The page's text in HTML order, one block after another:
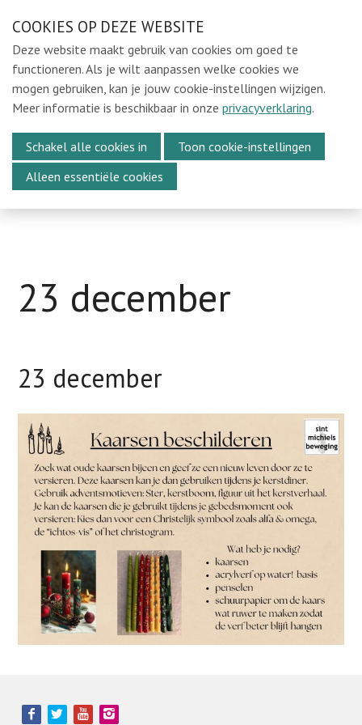
links
over
Spring
naar
de
navigatie
Spring
naar
Ons e-mailadres:
sintmichielsbeweging@gmail.com
23 december
23 december
Bezoek
Locaties
Over Ons
Media
Kalender
Zoek
Account
COOKIES OP DEZE WEBSITE
Deze website maakt gebruik van cookies om goed te
functioneren. Als je wilt aanpassen welke cookies we
mogen gebruiken, kan je jouw cookie-instellingen wijzigen.
Meer informatie is beschikbaar in onze privacyverklaring.
Schakel alle cookies in
Toon cookie-instellingen
Alleen essentiële cookies